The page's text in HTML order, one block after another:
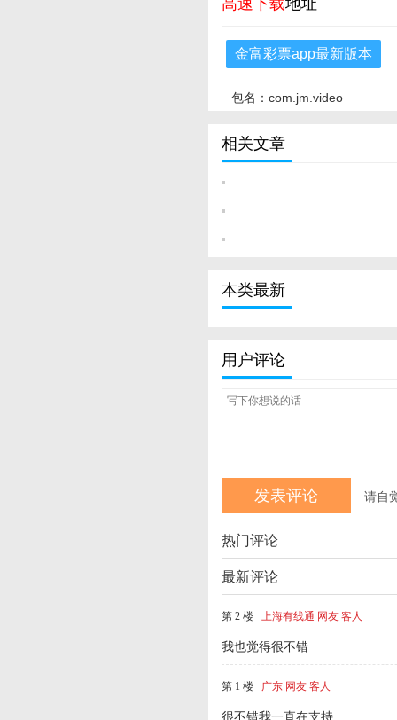
高速下载地址
金富彩票app最新版本
包名：com.jm.video
相关文章
本类最新
用户评论
请自
热门评论
最新评论
第 2 楼 上海有线通 网友 客人
我也觉得很不错
第 1 楼 广东 网友 客人
很不错我一直在支持